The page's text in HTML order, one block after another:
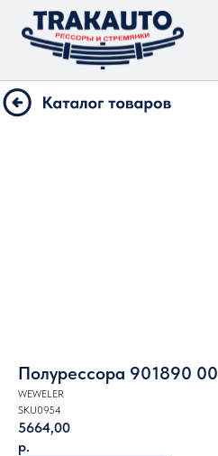
Полурессора 901890 00
WEWELER
SKU0954
5664,00
р.